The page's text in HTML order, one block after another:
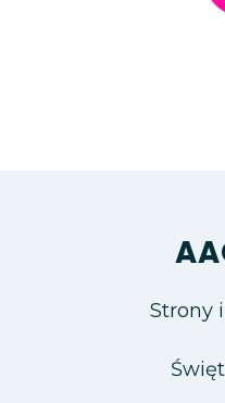
Strony